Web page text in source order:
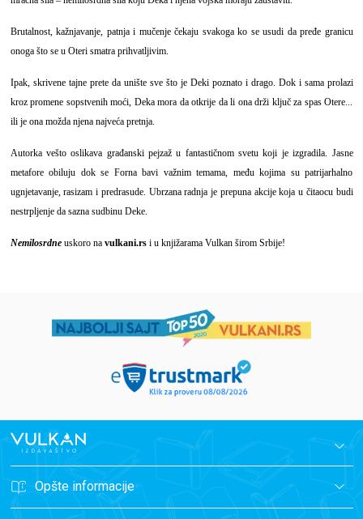
Brutalnost, kažnjavanje, patnja i mučenje čekaju svakoga ko se usudi da pređe granicu
onoga što se u Oteri smatra prihvatljivim.
Ipak, skrivene tajne prete da unište sve što je Deki poznato i drago. Dok i sama prolazi
kroz promene sopstvenih moći, Deka mora da otkrije da li ona drži ključ za spas Otere...
ili je ona možda njena najveća pretnja.
Autorka vešto oslikava građanski pejzaž u fantastičnom svetu koji je izgradila. Jasne
metafore obiluju dok se Forna bavi važnim temama, među kojima su patrijarhalno
ugnjetavanje, rasizam i predrasude. Ubrzana radnja je prepuna akcije koja u čitaocu budi
nestrpljenje da sazna sudbinu Deke.
Nemilosrdneuskoro na vulkani.rsi u knjižarama Vulkan širom Srbije!
Opšte informacije